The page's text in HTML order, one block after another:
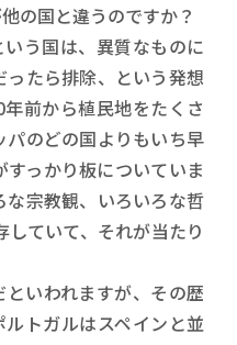
の国と違うのですか？
う国は、異質なものに
たら排除、という発想
前から植民地をたくさ
パのどの国よりもいち早
すっかり板についていま
な宗教観、いろいろな哲
ていて、それが当たり
いわれますが、その歴
トガルはスペインと並